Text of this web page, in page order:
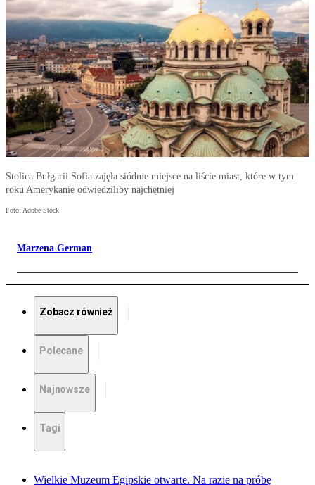
Stolica Bułgarii Sofia zajęła siódme miejsce na liście miast, które w tym
roku Amerykanie odwiedziliby najchętniej
Foto: Adobe Stock
Marzena German
Zobacz również
Polecane
Najnowsze
Tagi
Wielkie Muzeum Egipskie otwarte. Na razie na próbę